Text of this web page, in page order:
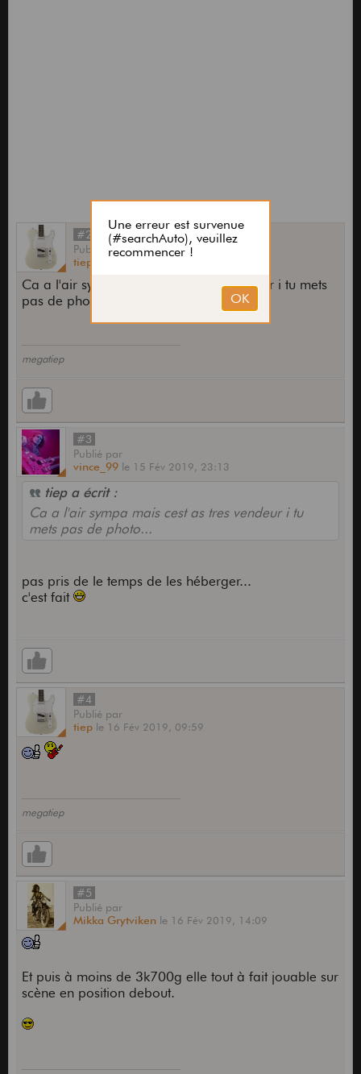
#2
Publié
par
tiep
Ca a l'air sympa mais cest as tres vendeur i tu mets
pas de photo...
megatiep
#3
Publié par
vince_99 le 15 Fév 2019, 23:13
tiep a écrit :
Ca a l'air sympa mais cest as tres vendeur i tu
mets pas de photo...
pas pris de le temps de les héberger...
c'est fait
#4
Publié par
tiep le 16 Fév 2019, 09:59
megatiep
#5
Publié par
Mikka Grytviken le 16 Fév 2019, 14:09
Et puis à moins de 3k700g elle tout à fait jouable sur
scène en position debout.